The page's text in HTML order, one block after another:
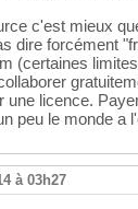
c'est mieux
dire forcément
(certaines
une licence.
peu le monde a
à 03h27